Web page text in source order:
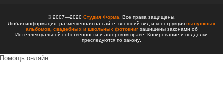
© 2007—2020 Студия Форма . Все права защищены.
Любая информация, размещенная на сайте, внешний вид и конструкция выпускных
альбомов, свадебных и школьных фотокнигзащищены законами об
Интеллектуальной собственности и авторском праве. Копирование и подделки
преследуются по закону.
Помощь онлайн